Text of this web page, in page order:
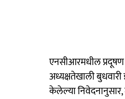
एनसीआरमधील प्रदूषण
अध्यक्षतेखाली
केलेल्या